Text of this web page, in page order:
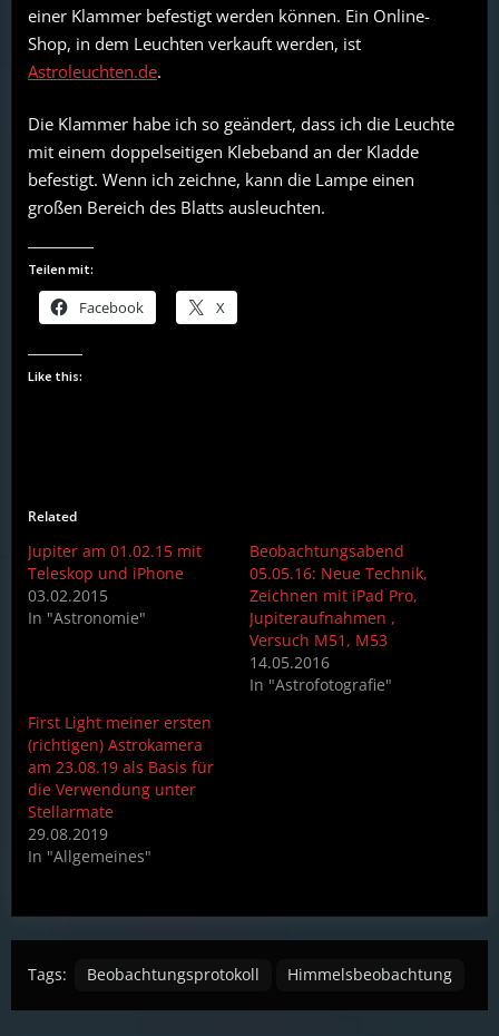
einer Klammer befestigt werden können. Ein Online-
Shop, in dem Leuchten verkauft werden, ist
Astroleuchten.de.
Die Klammer habe ich so geändert, dass ich die Leuchte
mit einem doppelseitigen Klebeband an der Kladde
befestigt. Wenn ich zeichne, kann die Lampe einen
großen Bereich des Blatts ausleuchten.
Teilen mit:
Facebook X
Like this:
Related
Jupiter am 01.02.15 mit
Teleskop und iPhone
03.02.2015
In "Astronomie"
Beobachtungsabend
05.05.16: Neue Technik,
Zeichnen mit iPad Pro,
Jupiteraufnahmen ,
Versuch M51, M53
14.05.2016
In "Astrofotografie"
First Light meiner ersten
(richtigen) Astrokamera
am 23.08.19 als Basis für
die Verwendung unter
Stellarmate
29.08.2019
In "Allgemeines"
Tags: Beobachtungsprotokoll Himmelsbeobachtung